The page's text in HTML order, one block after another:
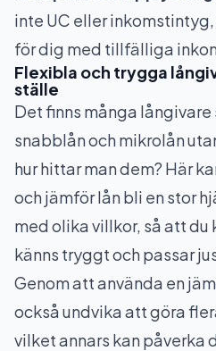
inte UC eller
för dig med tillfälliga
Flexibla och trygga
ställe
Det finns många
snabblån och mikrolån
hur hittar man dem? Här
och jämför lån bli en stor
med olika villkor, så att du
känns tryggt och passar
Genom att använda en
också undvika att göra
vilket annars kan påverka